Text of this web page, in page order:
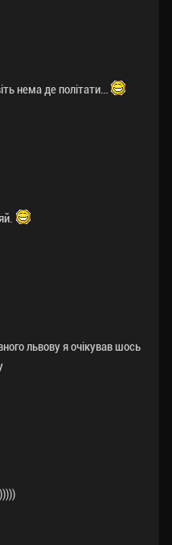
нема де політати…
львову я очікував шось